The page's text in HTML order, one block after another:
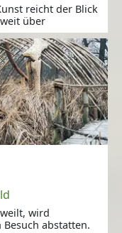
reicht der Blick
über
wird
abstatten.